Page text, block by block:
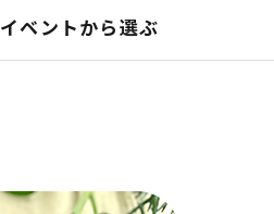
イベントから選ぶ